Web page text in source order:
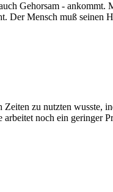
Gehorsam - ankommt.
Der Mensch muß seinen
zu nutzten wusste,
noch ein geringer